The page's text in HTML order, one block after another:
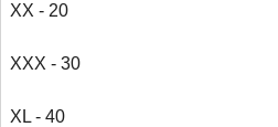
XX - 20
XXX - 30
XL - 40